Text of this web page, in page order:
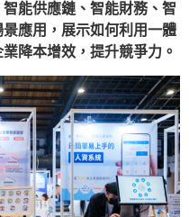
能供應鏈、智能財務、智
應用，展示如何利用一體
降本增效，提升競爭力。